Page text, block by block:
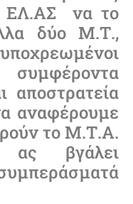
ΕΛ.ΑΣ να το
δύο Μ.Τ.,
συμφέροντα
αποστρατεία
αναφέρουμε
το Μ.Τ.Α.
βγάλει